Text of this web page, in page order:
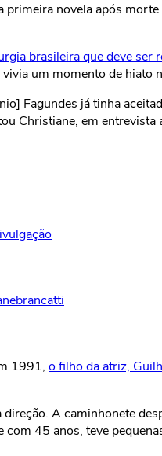
primeira novela após
brasileira que deve ser
um momento de hiato
Fagundes já tinha
Christiane, em
1991, o filho da atriz,
A caminhonete
45 anos, teve